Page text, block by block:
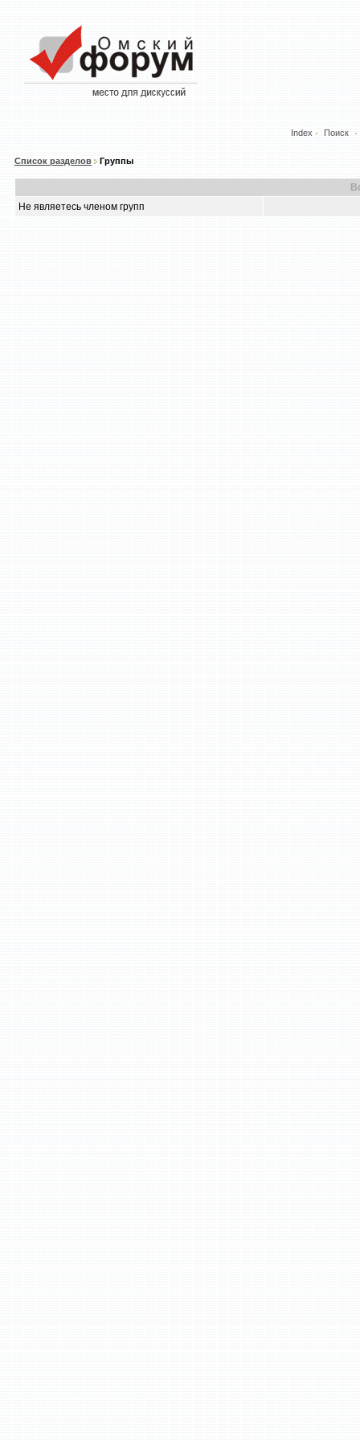
Index Поиск
Список разделов Группы
Не являетесь членом групп